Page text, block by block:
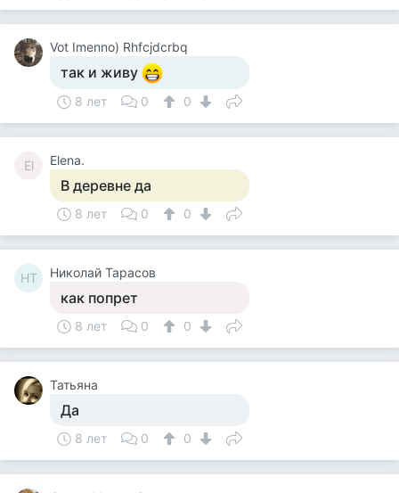
Vot Imenno) Rhfcjdcrbq
так и живу
8 лет 0 0
El Elena.
В деревне да
8 лет 0 0
НТ Николай Тарасов
как попрет
8 лет 0 0
Татьяна
Да
8 лет 0 0